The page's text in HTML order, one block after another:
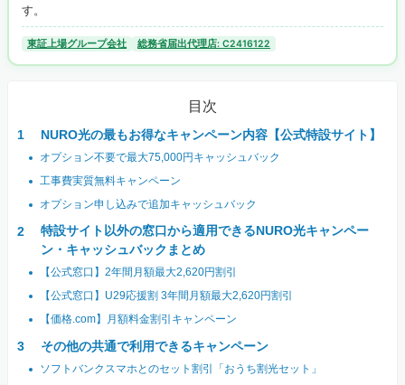
す。
東証上場グループ会社 総務省届出代理店: C2416122
目次
NURO光の最もお得なキャンペーン内容【公式特設サイト】
オプション不要で最大75,000円キャッシュバック
工事費実質無料キャンペーン
オプション申し込みで追加キャッシュバック
特設サイト以外の窓口から適用できるNURO光キャンペー
ン・キャッシュバックまとめ
【公式窓口】2年間月額最大2,620円割引
【公式窓口】U29応援割 3年間月額最大2,620円割引
【価格.com】月額料金割引キャンペーン
その他の共通で利用できるキャンペーン
ソフトバンクスマホとのセット割引「おうち割光セット」